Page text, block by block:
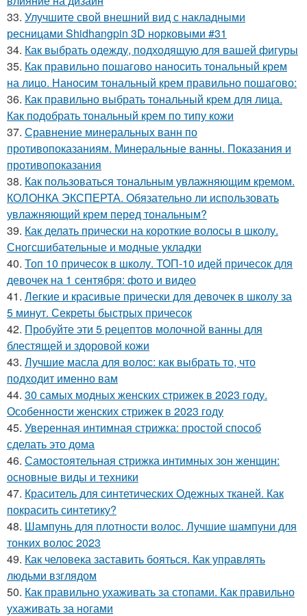
33. Улучшите свой внешний вид с накладными
ресницами Shidhangpin 3D норковыми #31
34. Как выбрать одежду, подходящую для вашей фигуры
35. Как правильно пошагово наносить тональный крем
на лицо. Наносим тональный крем правильно пошагово:
36. Как правильно выбрать тональный крем для лица.
Как подобрать тональный крем по типу кожи
37. Сравнение минеральных ванн по
противопоказаниям. Минеральные ванны. Показания и
противопоказания
38. Как пользоваться тональным увлажняющим кремом.
КОЛОНКА ЭКСПЕРТА. Обязательно ли использовать
увлажняющий крем перед тональным?
39. Как делать прически на короткие волосы в школу.
Сногсшибательные и модные укладки
40. Топ 10 причесок в школу. ТОП-10 идей причесок для
девочек на 1 сентября: фото и видео
41. Легкие и красивые прически для девочек в школу за
5 минут. Секреты быстрых причесок
42. Пробуйте эти 5 рецептов молочной ванны для
блестящей и здоровой кожи
43. Лучшие масла для волос: как выбрать то, что
подходит именно вам
44. 30 самых модных женских стрижек в 2023 году.
Особенности женских стрижек в 2023 году
45. Уверенная интимная стрижка: простой способ
сделать это дома
46. Самостоятельная стрижка интимных зон женщин:
основные виды и техники
47. Краситель для синтетических Одежных тканей. Как
покрасить синтетику?
48. Шампунь для плотности волос. Лучшие шампуни для
тонких волос 2023
49. Как человека заставить бояться. Как управлять
людьми взглядом
50. Как правильно ухаживать за стопами. Как правильно
ухаживать за ногами